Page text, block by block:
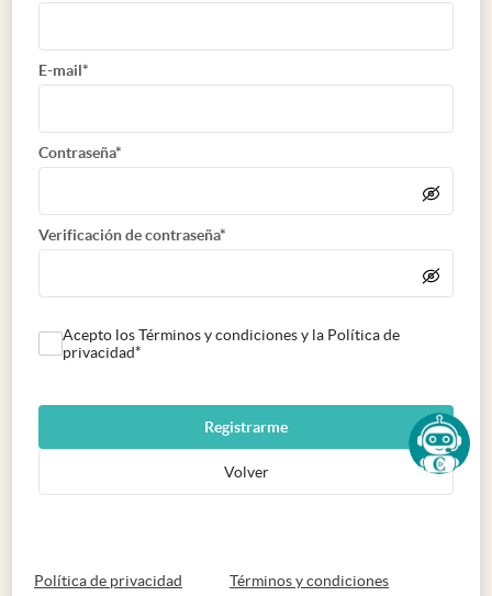
E-mail*
Contraseña*
Verificación de contraseña*
Acepto los Términos y condiciones y la Política de
privacidad*
Registrarme
Volver
Política de privacidad abre en nueva pestaña
Términos y condicionesabre en nueva